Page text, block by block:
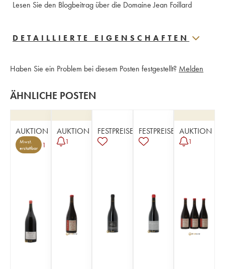
Lesen Sie den Blogbeitrag über die Domaine Jean Foillard
DETAILLIERTE EIGENSCHAFTEN
Haben Sie ein Problem bei diesem Posten festgestellt? Melden
ÄHNLICHE POSTEN
AUKTION
Mwst.
erstattbar
1
AUKTION
1
FESTPREISE FESTPREISE AUKTION
1